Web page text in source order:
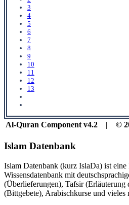
3
4
5
6
7
8
9
10
11
12
13
Al-Quran Component v4.2 | ©
Islam Datenbank
Islam Datenbank (kurz IslaDa) ist
Wissensdatenbank mit
(Überlieferungen), Tafsir (Erläuterung
(Bittgebete), Arabischkurse und vieles